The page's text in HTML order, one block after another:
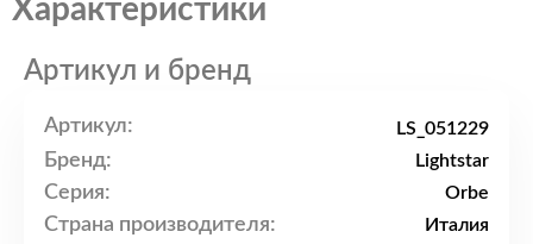
Характеристики
Артикул и бренд
Артикул: LS_051229
Бренд: Lightstar
Серия: Orbe
Страна производителя: Италия